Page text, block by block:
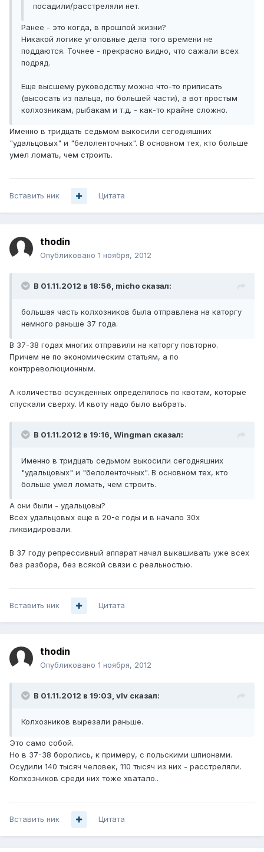
посадили/расстреляли нет.
Ранее - это когда, в прошлой жизни?
Никакой логике уголовные дела того времени не
поддаются. Точнее - прекрасно видно, что сажали всех
подряд.
Еще высшему руководству можно что-то приписать
(высосать из пальца, по большей части), а вот простым
колхозникам, рыбакам и т.д. - как-то крайне сложно.
Именно в тридцать седьмом выкосили сегодняшних
"удальцовых" и "белоленточных". В основном тех, кто больше
умел ломать, чем строить.
Вставить ник Цитата
thodin
Опубликовано 1 ноября, 2012
В 01.11.2012 в 18:56, micho сказал:
большая часть колхозников была отправлена на каторгу
немного раньше 37 года.
В 37-38 годах многих отправили на каторгу повторно.
Причем не по экономическим статьям, а по
контрреволюционным.
А количество осужденных определялось по квотам, которые
спускали сверху. И квоту надо было выбрать.
В 01.11.2012 в 19:16, Wingman сказал:
Именно в тридцать седьмом выкосили сегодняшних
"удальцовых" и "белоленточных". В основном тех, кто
больше умел ломать, чем строить.
А они были - удальцовы?
Всех удальцовых еще в 20-е годы и в начало 30х
ликвидировали.
В 37 году репрессивный аппарат начал выкашивать уже всех
без разбора, без всякой связи с реальностью.
Вставить ник Цитата
thodin
Опубликовано 1 ноября, 2012
В 01.11.2012 в 19:03, vIv сказал:
Колхозников вырезали раньше.
Это само собой.
Но в 37-38 боролись, к примеру, с польскими шпионами.
Осудили 140 тысяч человек, 110 тысяч из них - расстреляли.
Колхозников среди них тоже хватало..
Вставить ник Цитата